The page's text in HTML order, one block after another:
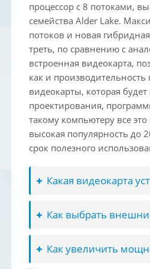
процессор с 8 потоками,
семейства Alder Lake.
потоков и новая
треть, по сравнению с
встроенная видеокарта,
как и
видеокарты, которая
проектирования,
такому компьютеру все
высокая популярность до
срок полезного
Какая видеокарта
Как выбрать
Как увеличить